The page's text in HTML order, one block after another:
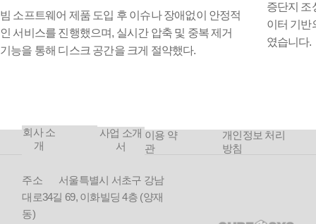
빔 소프트웨어 제품 도입 후 이슈나 장애없이 안정적
인 서비스를 진행했으며, 실시간 압축 및 중복 제거
기능을 통해 디스크 공간을 크게 절약했다.
증단지 조
이터 기반
였습니다.
회사 소
개
사업 소개
서
이용 약
관
개인정보 처리
방침
주소
서울특별시 서초구 강남
대로34길 69, 이화빌딩 4층 (양재
동)